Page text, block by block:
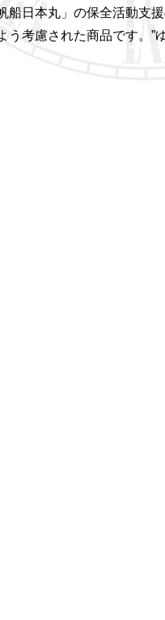
日本丸」の保全活動支
考慮された商品です。”